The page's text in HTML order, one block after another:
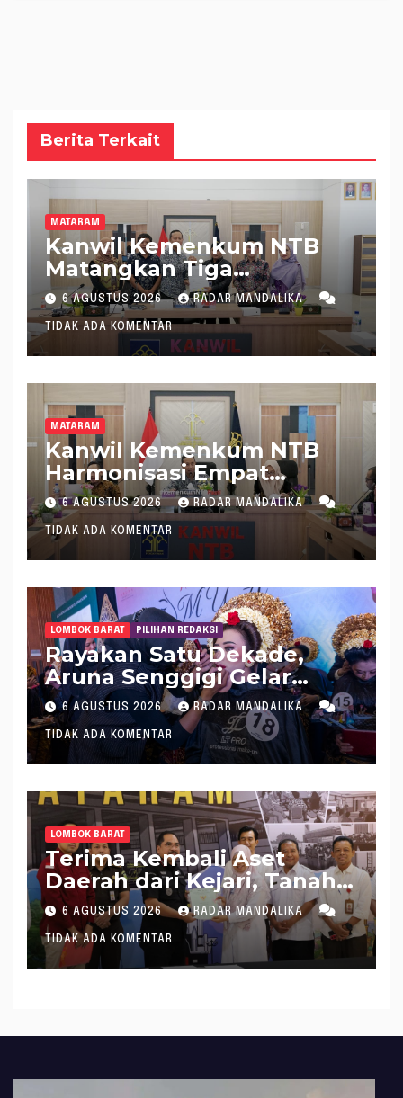
Berita Terkait
MATARAM
Kanwil Kemenkum NTB
Matangkan Tiga
Rancangan Perbup
Sumbawa Barat melalui
Harmonisasi Regulasi
6 AGUSTUS 2026 RADAR MANDALIKA
TIDAK ADA KOMENTAR
MATARAM
Kanwil Kemenkum NTB
Harmonisasi Empat
Rapergub untuk Perkuat
Kepastian Hukum di NTB
6 AGUSTUS 2026 RADAR MANDALIKA
TIDAK ADA KOMENTAR
LOMBOK BARAT PILIHAN REDAKSI
Rayakan Satu Dekade,
Aruna Senggigi Gelar
Aruna Makeup Artist
Competition 2026
6 AGUSTUS 2026 RADAR MANDALIKA
TIDAK ADA KOMENTAR
LOMBOK BARAT
Terima Kembali Aset
Daerah dari Kejari, Tanah
Pecatu Bagek Polak Siap
Disewakan
6 AGUSTUS 2026 RADAR MANDALIKA
TIDAK ADA KOMENTAR